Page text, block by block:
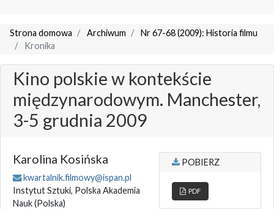
Strona domowa Archiwum
Nr 67-68 (2009): Historia filmu
Kronika
Kino polskie w kontekście
międzynarodowym. Manchester,
3-5 grudnia 2009
Karolina Kosińska
kwartalnik.filmowy@ispan.pl
Instytut Sztuki, Polska Akademia
Nauk(Polska)
POBIERZ
PDF